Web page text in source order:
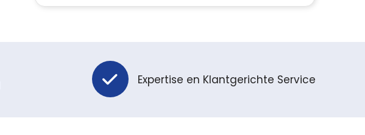
Expertise en Klantgerichte Service